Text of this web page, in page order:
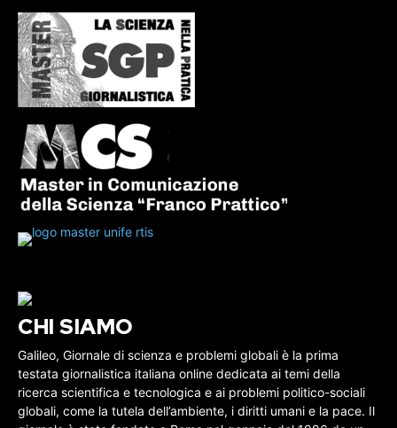
CHI SIAMO
Galileo, Giornale di scienza e problemi globali è la prima
testata giornalistica italiana online dedicata ai temi della
ricerca scientifica e tecnologica e ai problemi politico-sociali
globali, come la tutela dell’ambiente, i diritti umani e la pace. Il